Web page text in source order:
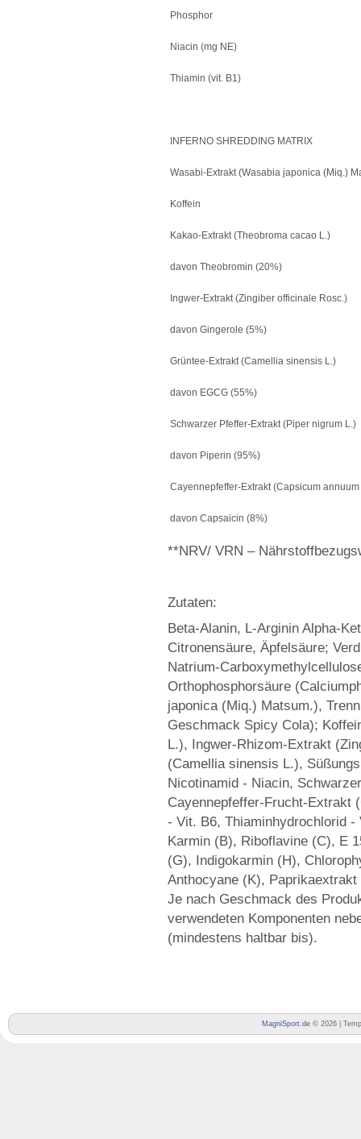
Phosphor
Niacin (mg NE)
Thiamin (vit. B1)
INFERNO SHREDDING MATRIX
Wasabi-Extrakt (Wasabia japonica (Miq.)
Koffein
Kakao-Extrakt (Theobroma cacao L.)
davon Theobromin (20%)
Ingwer-Extrakt (Zingiber officinale Rosc.)
davon Gingerole (5%)
Grüntee-Extrakt (Camellia sinensis L.)
davon EGCG (55%)
Schwarzer Pfeffer-Extrakt (Piper nigrum L.)
davon Piperin (95%)
Cayennepfeffer-Extrakt (Capsicum annuum
davon Capsaicin (8%)
**NRV/ VRN –
Zutaten:
Beta-Alanin, L-Arginin Alpha-
Citronensäure, Äpfelsäure;
Natrium-
Orthophosphorsäure
japonica (Miq.) Matsum.),
Geschmack Spicy Cola);
L.), Ingwer-Rhizom-Extrakt
(Camellia sinensis L.),
Nicotinamid - Niacin,
Cayennepfeffer-Frucht-Extrakt
- Vit. B6, Thiaminhydrochlorid
Karmin (B), Riboflavine (C), E
(G), Indigokarmin (H),
Anthocyane (K),
Je nach Geschmack des
verwendeten Komponenten
(mindestens haltbar bis).
MagniSport.de © 2026 |